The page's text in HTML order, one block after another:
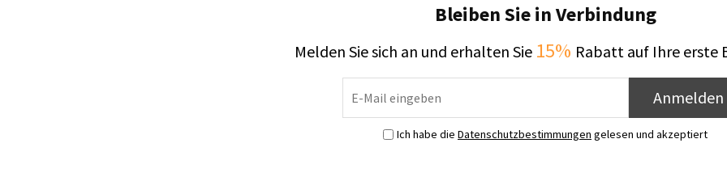
Bleiben Sie in Verbindung
Melden Sie sich an und erhalten Sie 15% Rabatt auf Ihre erste
Anmelden
Ich habe die Datenschutzbestimmungen gelesen und akzeptiert